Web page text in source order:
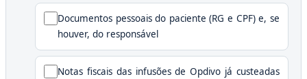
Documentos pessoais do paciente (RG e CPF) e, se
houver, do responsável
Notas fiscais das infusões de Opdivo já custeadas